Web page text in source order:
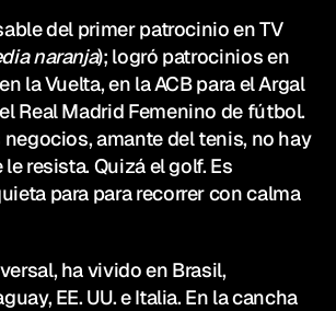
del primer patrocinio en TV
naranja); logró patrocinios en
la Vuelta, en la ACB para el Argal
Real Madrid Femenino de fútbol.
amante del tenis, no hay
resista. Quizá el golf. Es
para para recorrer con calma
ha vivido en Brasil,
EE. UU. e Italia. En la cancha